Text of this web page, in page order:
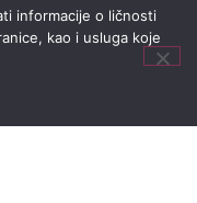
informacije o ličnosti
kao i usluga koje